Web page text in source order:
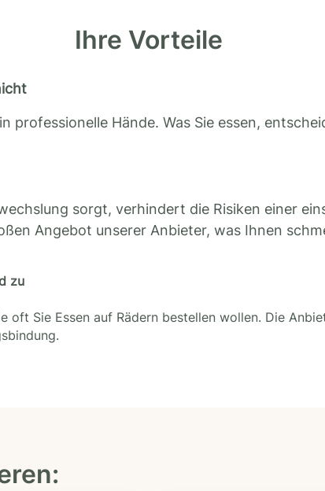
Ihre Vorteile
professionelle Hände. Was Sie essen,
sorgt, verhindert die Risiken einer
Angebot unserer Anbieter, was Ihnen
zu
oft Sie Essen auf Rädern bestellen wollen. Die